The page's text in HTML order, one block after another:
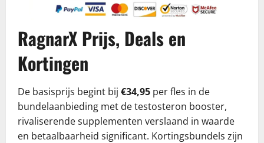
RagnarX Prijs, Deals en
Kortingen
De basisprijs begint bij €34,95 per fles in de
bundelaanbieding met de testosteron booster,
rivaliserende supplementen verslaand in waarde
en betaalbaarheid significant. Kortingsbundels zijn